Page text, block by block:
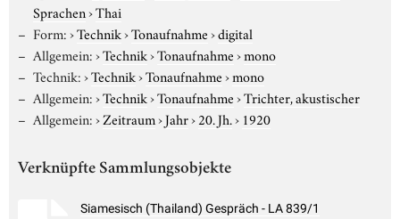
Sprachen›Thai
Form:›Technik›Tonaufnahme›digital
Allgemein:›Technik›Tonaufnahme›mono
Technik:›Technik›Tonaufnahme›mono
Allgemein:›Technik›Tonaufnahme›Trichter, akustischer
Allgemein:›Zeitraum›Jahr›20. Jh.› 1920
Verknüpfte Sammlungsobjekte
Siamesisch (Thailand) Gespräch - LA 839/1